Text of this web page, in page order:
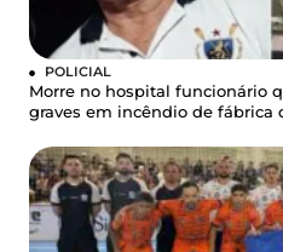
POLICIAL
Morre no hospital funcionário
graves em incêndio de fábrica